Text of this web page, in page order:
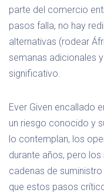
parte del comercio
pasos falla, no hay
alternativas (rodear
semanas adicionales
significativo.
Ever Given encallado
un riesgo conocido y
lo contemplan, los
durante años, pero
cadenas de
que estos pasos